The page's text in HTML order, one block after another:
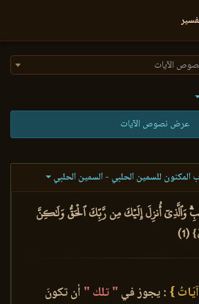
الآيات
عرض نصوص الآيات
المكنون للسمين الحلبي - السمين الحلبي
وَٱلَّذِيٓ أُنزِلَ إِلَيۡكَ مِن رَّبِّكَ ٱلۡحَقُّ وَلَٰكِنَّ
} : يجوز في " تلك " أن تكونَ